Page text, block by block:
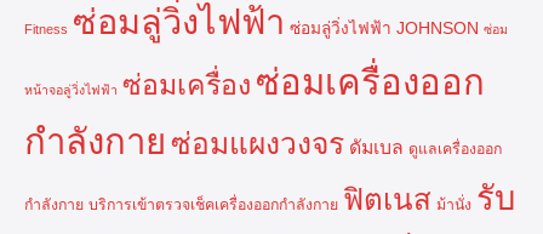
Fitness ซ่อมลู่วิ่งไฟฟ้า ซ่อมลู่วิ่งไฟฟ้า JOHNSON ซ่อม
หน้าจอลู่วิ่งไฟฟ้า ซ่อมเครื่อง ซ่อมเครื่องออก
กำลังกาย ซ่อมแผงวงจร ดัมเบล ดูแลเครื่องออก
กำลังกาย บริการเข้าตรวจเช็คเครื่องออกกำลังกาย ฟิตเนส ม้านั่ง รับ